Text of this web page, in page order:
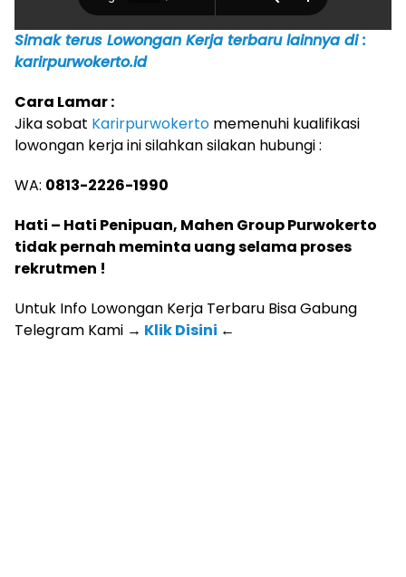
Simak terus Lowongan Kerja terbaru lainnya di :
karirpurwokerto.id
Cara Lamar :
Jika sobat Karirpurwokerto memenuhi kualifikasi
lowongan kerja ini silahkan silakan hubungi :
WA: 0813-2226-1990
Hati – Hati Penipuan, Mahen Group Purwokerto
tidak pernah meminta uang selama proses
rekrutmen !
Untuk Info Lowongan Kerja Terbaru Bisa Gabung
Telegram Kami → Klik Disini ←